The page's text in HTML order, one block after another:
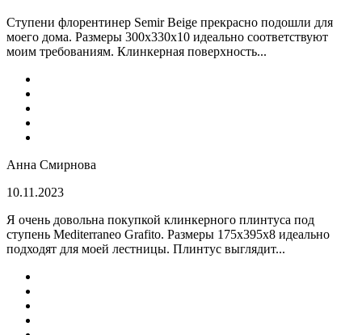
Ступени флорентинер Semir Beige прекрасно подошли для
моего дома. Размеры 300х330х10 идеально соответствуют
моим требованиям. Клинкерная поверхность...
Анна Смирнова
10.11.2023
Я очень довольна покупкой клинкерного плинтуса под
ступень Mediterraneo Grafito. Размеры 175х395х8 идеально
подходят для моей лестницы. Плинтус выглядит...